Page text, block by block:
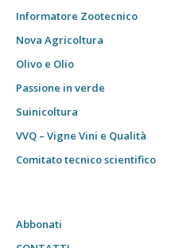
Informatore Zootecnico
Nova Agricoltura
Olivo e Olio
Passione in verde
Suinicoltura
VVQ – Vigne Vini e Qualità
Comitato tecnico scientifico
Abbonati